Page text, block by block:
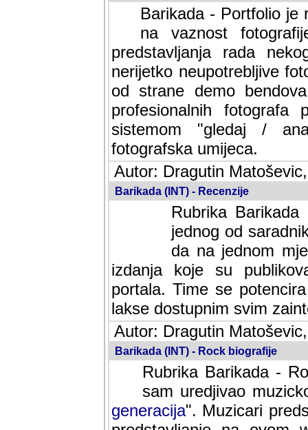
Barikada - Portfolio je
na vaznost
predstavljanja rada
nerijetko neupotrebljive
od strane demo
profesionalnih fotografa
sistemom "gledaj /
fotografska umijeca.
Autor: Dragutin
Barikada (INT) - Recenzije
Rubrika
jednog od
da na jednom
izdanja koje su
portala. Time se
lakse dostupnim svim
Autor: Dragutin
Barikada (INT) - Rock biografije
Rubrika Barikada -
sam uredjivao
generacija". Muzicari